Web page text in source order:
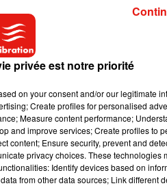
par les policiers.
de tomber dans la Loire à
à la ramener sur la rive. La
les raisons de sa chute.
ponton en face de la mairie avant
privée est notre priorité
on your consent and/or our legitimate
Create profiles for personalised
Measure content performance;
and improve services; Create profiles to
content; Ensure security, prevent and
privacy choices. These technologies
Identify devices based on
from other data sources; Link different